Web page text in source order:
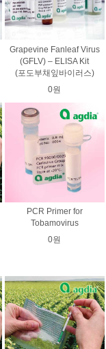
Grapevine Fanleaf Virus
(GFLV) – ELISA Kit
(포도부채잎바이러스)
0원
PCR Primer for
Tobamovirus
0원